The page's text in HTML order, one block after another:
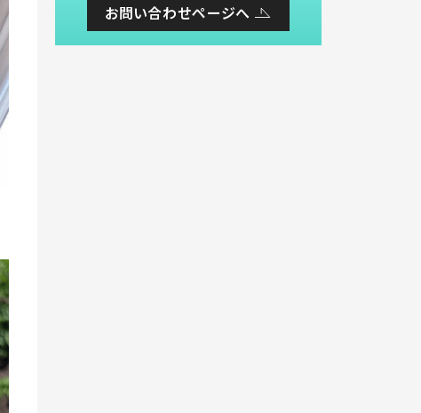
お問い合わせページへ